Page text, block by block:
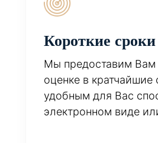
Короткие сроки
Мы предоставим Вам
оценке в кратчайшие
удобным для Вас
электронном виде